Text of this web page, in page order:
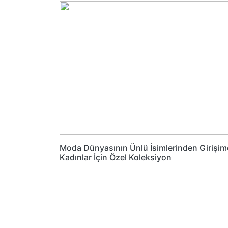
Moda Dünyasının Ünlü İsimlerinden
Kadınlar İçin Özel Koleksiyon